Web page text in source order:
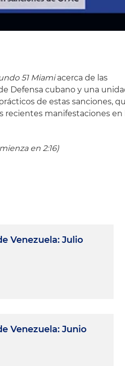
51 Miamiacerca de las
Defensa cubano y una
de estas sanciones,
recientes manifestaciones en
en 2:16)
Venezuela: Julio
Venezuela: Junio